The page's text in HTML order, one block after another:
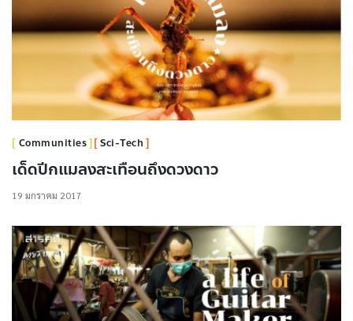
Communities Sci-Tech
เด็ดปีกแมลงสะเทือนถึงดวงดาว
19 มกราคม 2017